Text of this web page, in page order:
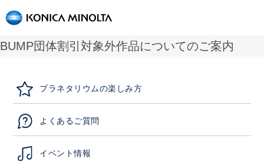
BUMP団体割引対象外作品についてのご案内
プラネタリウムの楽しみ方
よくあるご質問
イベント情報